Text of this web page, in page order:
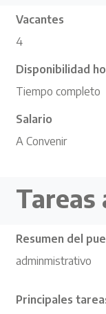
Vacantes
4
Disponibilidad
Tiempo completo
Salario
A Convenir
Tareas
Resumen del
adminmistrativo
Principales